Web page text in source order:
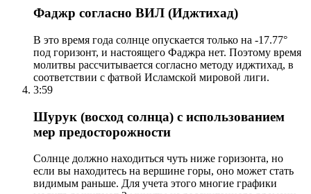
Фаджр согласно ВИЛ (Иджтихад)
В это время года солнце опускается только на -17.77°
под горизонт, и настоящего Фаджра нет. Поэтому время
молитвы рассчитывается согласно методу иджтихад, в
соответствии с фатвой Исламской мировой лиги.
3:59
Шурук (восход солнца) с использованием
мер предосторожности
Солнце должно находиться чуть ниже горизонта, но
если вы находитесь на вершине горы, оно может стать
видимым раньше. Для учета этого многие графики